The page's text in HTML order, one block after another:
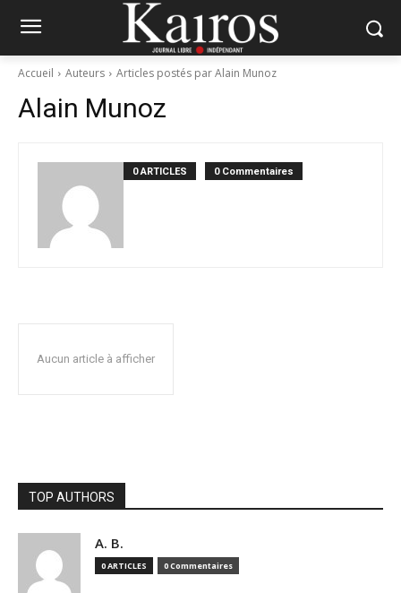
Accueil Auteurs Articles postés par Alain Munoz
Alain Munoz
0 ARTICLES 0 Commentaires
Aucun article à afficher
TOP AUTHORS
A. B.
0 ARTICLES 0 Commentaires